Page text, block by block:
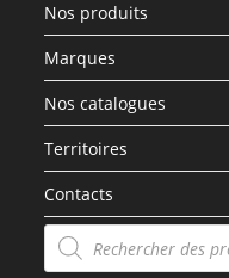
Nos produits
Marques
Nos catalogues
Territoires
Contacts
Recherche
de
produits